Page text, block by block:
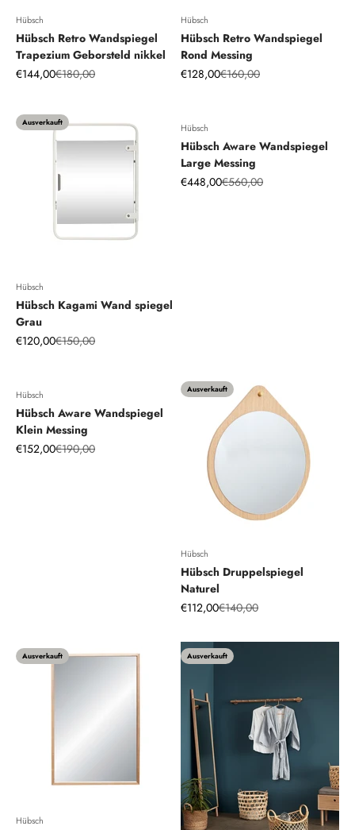
Hübsch
Hübsch Retro Wandspiegel
Trapezium Geborsteld nikkel
Angebot
€144,00Regulärer Preis
€180,00
Hübsch
Hübsch Retro Wandspiegel
Rond Messing
Angebot
€128,00Regulärer Preis
€160,00
Ausverkauft
Hübsch
Hübsch Kagami Wand spiegel
Grau
Angebot
€120,00Regulärer Preis
€150,00
Hübsch
Hübsch Aware Wandspiegel
Large Messing
Angebot
€448,00Regulärer Preis
€560,00
Hübsch
Hübsch Aware Wandspiegel
Klein Messing
Angebot
€152,00Regulärer Preis
€190,00
Ausverkauft
Hübsch
Hübsch Druppelspiegel
Naturel
Angebot
€112,00Regulärer Preis
€140,00
Ausverkauft
Hübsch
Ausverkauft